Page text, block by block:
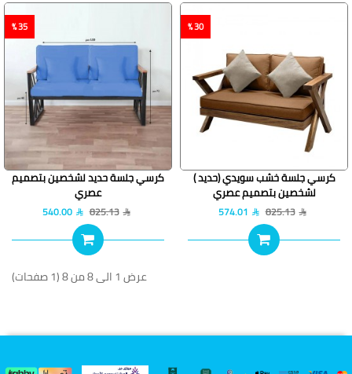
30 %
كرسي جلسة خشب سويدي (حديد )
لشخصين بتصميم عصري
574.01 825.13
35 %
كرسي جلسة حديد لشخصين بتصميم
عصري
540.00 825.13
عرض 1 الى 8 من 8 (1 صفحات)